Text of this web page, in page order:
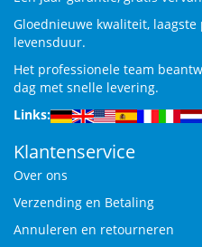
Gloednieuwe kwaliteit,
levensduur.
Het professionele team
dag met snelle levering.
Links:
Klantenservice
Over ons
Verzending en Betaling
Annuleren en retourneren